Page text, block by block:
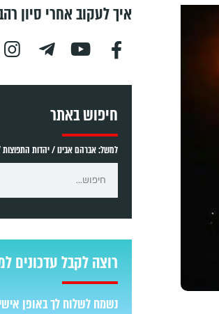
איך לעקוב אחרי סיון
חיפוש באתר
למשל: אברהם אבינו / יהדות
רוצה לקבל עדכונים
נשמח לשלוח לך באופן